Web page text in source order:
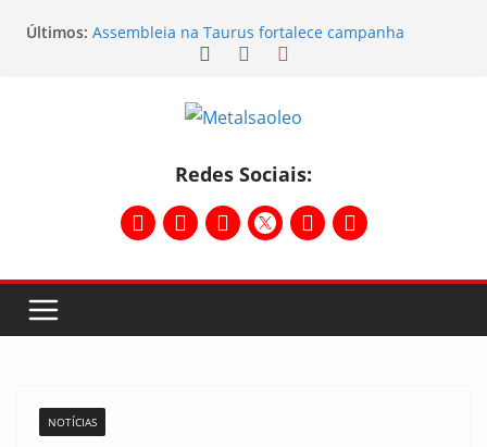
Últimos: Assembleia na Taurus fortalece campanha
salarial e mostra a força da categoria que exige
Nota de repúdio
Conselho Diretivo da CNM/CUT debate indústria e
Temporal destelha Ginásio Bigornão
Assembleia na Taurus – Campanha salarial
2026/2027
Redes Sociais:
NOTÍCIAS